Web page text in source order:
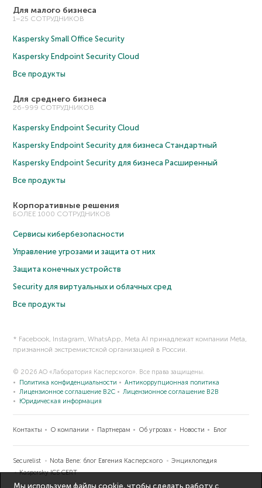
Для малого бизнеса
1–25 СОТРУДНИКОВ
Kaspersky Small Office Security
Kaspersky Endpoint Security Cloud
Все продукты
Для среднего бизнеса
26-999 СОТРУДНИКОВ
Kaspersky Endpoint Security Cloud
Kaspersky Endpoint Security для бизнеса Cтандартный
Kaspersky Endpoint Security для бизнеса Расширенный
Все продукты
Корпоративные решения
БОЛЕЕ 1000 СОТРУДНИКОВ
Сервисы кибербезопасности
Управление угрозами и защита от них
Защита конечных устройств
Security для виртуальных и облачных сред
Все продукты
* Facebook, Instagram, WhatsApp, Meta AI принадлежат компании Meta,
признанной экстремистской организацией в России.
© 2026 АО «Лаборатория Касперского». Все права защищены.
Политика конфиденциальности
Антикоррупционная политика
Лицензионное соглашение B2C
Лицензионное соглашение B2B
Юридическая информация
Контакты О компании Партнерам Об угрозах Новости Блог
Securelist Nota Bene: блог Евгения Касперского
Энциклопедия
Kaspersky ICS CERT
Мы используем файлы cookie, чтобы сделать работу с